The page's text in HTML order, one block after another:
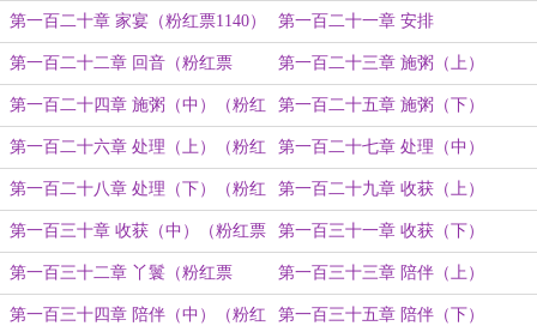
票1110）
第一百二十章 家宴（粉红票1140） 第一百二十一章 安排
第一百二十二章 回音（粉红票
1170）
第一百二十三章 施粥（上）
第一百二十四章 施粥（中）（粉红
票1200）
第一百二十五章 施粥（下）
第一百二十六章 处理（上）（粉红
票1230）
第一百二十七章 处理（中）
第一百二十八章 处理（下）（粉红
票1270）
第一百二十九章 收获（上）
第一百三十章 收获（中）（粉红票
1290）
第一百三十一章 收获（下）
第一百三十二章 丫鬟（粉红票
1320）
第一百三十三章 陪伴（上）
第一百三十四章 陪伴（中）（粉红 第一百三十五章 陪伴（下）